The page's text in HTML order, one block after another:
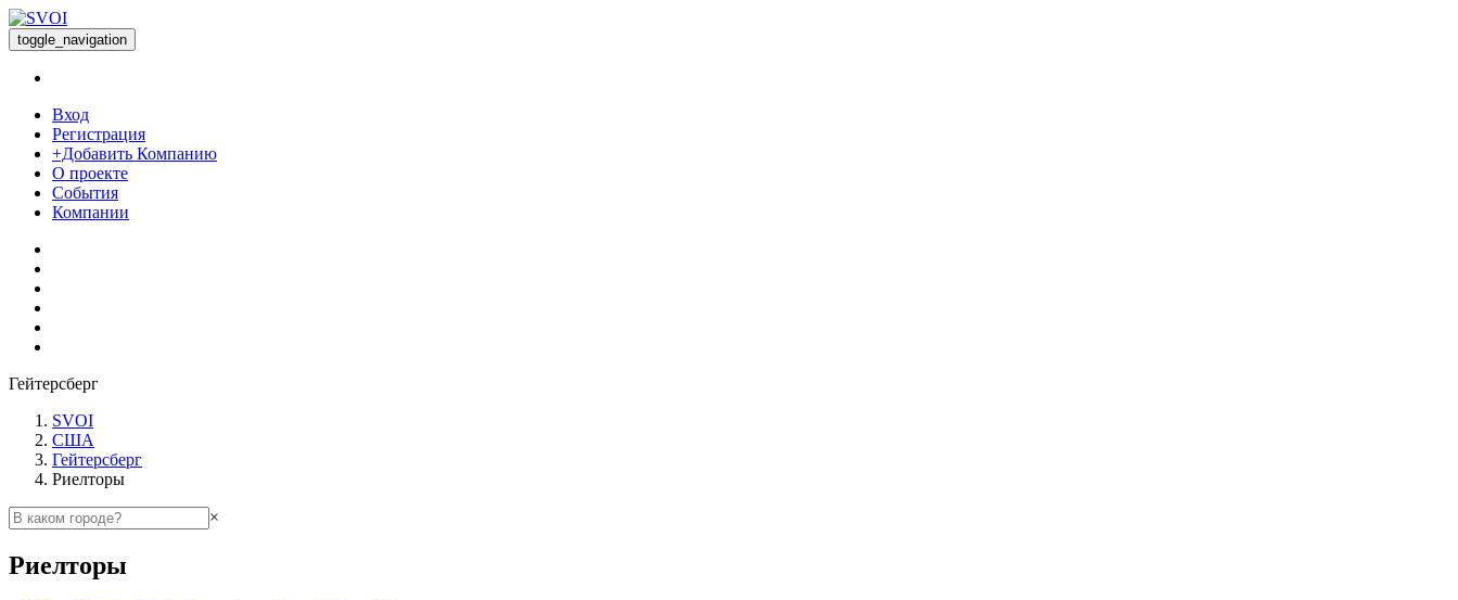
toggle_navigation
Вход
Регистрация
+Добавить Компанию
О проекте
События
Компании
Гейтерсберг
SVOI
США
Гейтерсберг
Риелторы
×
Риелторы